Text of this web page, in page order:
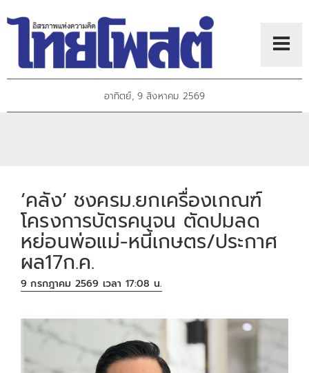
อาทิตย์, 9 สิงหาคม 2569
‘คลัง’ ชงครม.ยกเครื่องเกณฑ์
โครงการบัตรคนจน ตัดปมลด
หย่อนพ่อแม่-หนี้เกษตร/ประกาศ
ผล17ก.ค.
9 กรกฎาคม 2569 เวลา 17:08 น.